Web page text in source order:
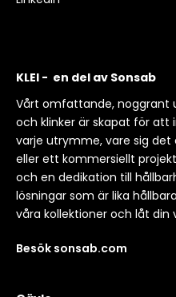
KLEI - en del av Sonsab
Vårt omfattande, noggrant
och klinker är skapat för att
varje utrymme, vare sig
eller ett kommersiellt
och en dedikation till
lösningar som är lika
våra kollektioner och låt din
Besök sonsab.com